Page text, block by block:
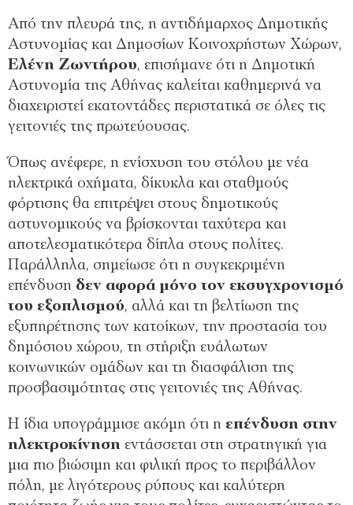
Από την πλευρά της, η αντιδήμαρχος Δημοτικής
Αστυνομίας και Δημοσίων Κοινοχρήστων Χώρων,
Ελένη Ζωντήρου, επισήμανε ότι η Δημοτική
Αστυνομία της Αθήνας καλείται καθημερινά να
διαχειριστεί εκατοντάδες περιστατικά σε όλες τις
γειτονιές της πρωτεύουσας.
Όπως ανέφερε, η ενίσχυση του στόλου με νέα
ηλεκτρικά οχήματα, δίκυκλα και σταθμούς
φόρτισης θα επιτρέψει στους δημοτικούς
αστυνομικούς να βρίσκονται ταχύτερα και
αποτελεσματικότερα δίπλα στους πολίτες.
Παράλληλα, σημείωσε ότι η συγκεκριμένη
επένδυση δεν αφορά μόνο τον εκσυγχρονισμό
του εξοπλισμού, αλλά και τη βελτίωση της
εξυπηρέτησης των κατοίκων, την προστασία του
δημόσιου χώρου, τη στήριξη ευάλωτων
κοινωνικών ομάδων και τη διασφάλιση της
προσβασιμότητας στις γειτονιές της Αθήνας.
Η ίδια υπογράμμισε ακόμη ότι η επένδυση στην
ηλεκτροκίνηση εντάσσεται στη στρατηγική για
μια πιο βιώσιμη και φιλική προς το περιβάλλον
πόλη, με λιγότερους ρύπους και καλύτερη